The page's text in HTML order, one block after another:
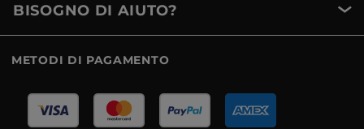
BISOGNO DI AIUTO?
METODI DI PAGAMENTO